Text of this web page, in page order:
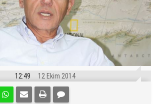
12:49 12 Ekim 2014